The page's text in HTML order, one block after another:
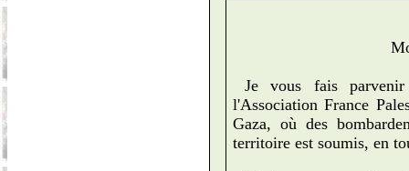
Je vous fais
l'Association France
Gaza, où des
territoire est soumis, en